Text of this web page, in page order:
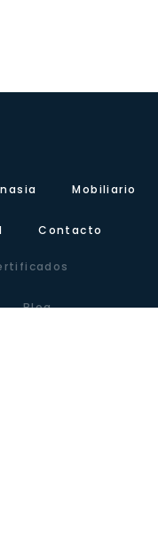
Mobiliario
Contacto
Blog